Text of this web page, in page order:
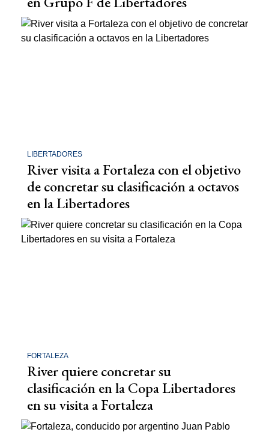
LIBERTADORES
River visita a Fortaleza con el objetivo
de concretar su clasificación a octavos
en la Libertadores
FORTALEZA
River quiere concretar su
clasificación en la Copa Libertadores
en su visita a Fortaleza